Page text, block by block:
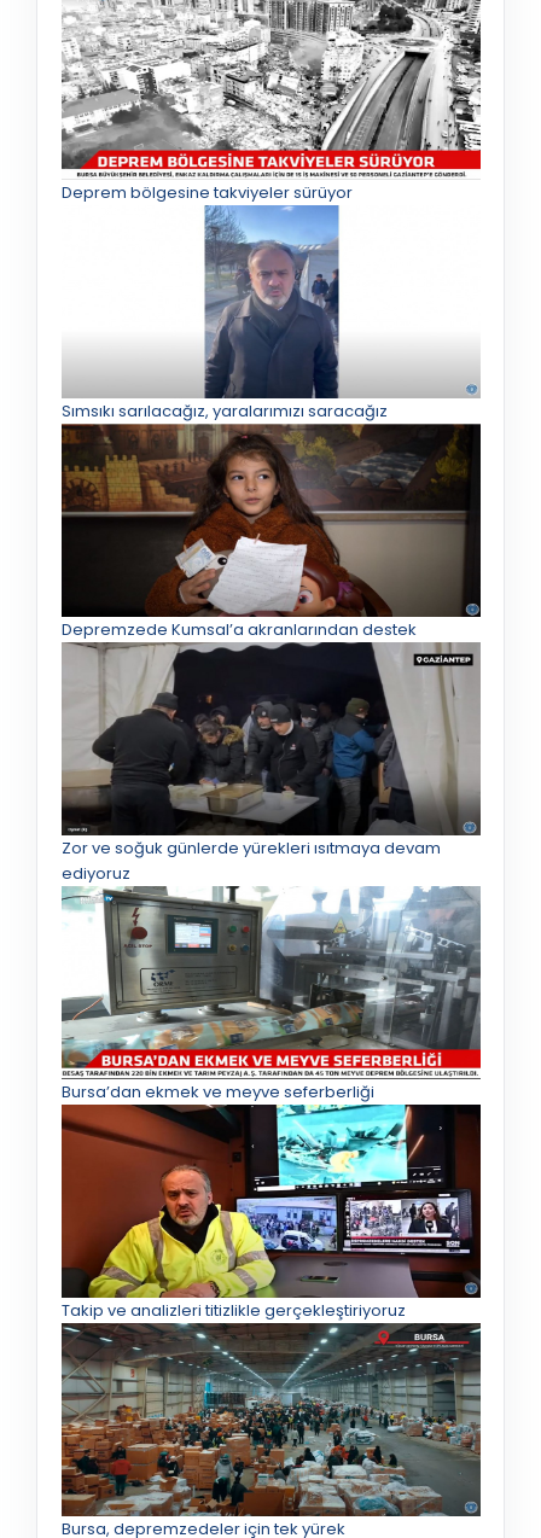
Deprem bölgesine takviyeler sürüyor
Sımsıkı sarılacağız, yaralarımızı saracağız
Depremzede Kumsal’a akranlarından destek
Zor ve soğuk günlerde yürekleri ısıtmaya devam
ediyoruz
Bursa’dan ekmek ve meyve seferberliği
Takip ve analizleri titizlikle gerçekleştiriyoruz
Bursa, depremzedeler için tek yürek